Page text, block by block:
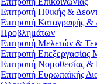
Επιτροπή Ηθικής &
Επιτροπή Καταγραφής
Προβλημάτων
Επιτροπή Μελετών &
Επιτροπή Επεξεργασίας
Επιτροπή Νομοθεσίας &
Επιτροπή Ευρωπαϊκής